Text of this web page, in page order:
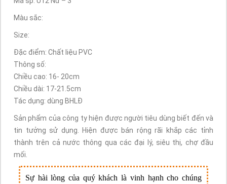
Màu sắc:
Size:
Đặc điểm: Chất liệu PVC
Thông số:
Chiều cao: 16- 20cm
Chiều dài: 17-21.5cm
Tác dụng: dùng BHLĐ
Sản phẩm của công ty hiện được người tiêu dùng biết đến và
tin tưởng sử dụng. Hiện được bán rộng rãi khắp các tỉnh
thành trên cả nước thông qua các đại lý, siêu thị, chợ đầu
mối.
Sự hài lòng của quý khách là vinh hạnh cho chúng